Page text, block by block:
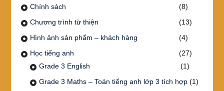
Chính sách
(8)
Chương trình từ thiện
(13)
Hình ảnh sản phẩm – khách hàng
(4)
Học tiếng anh
(27)
Grade 3 English
(1)
Grade 3 Maths – Toán tiếng anh lớp 3 tích hợp(1)